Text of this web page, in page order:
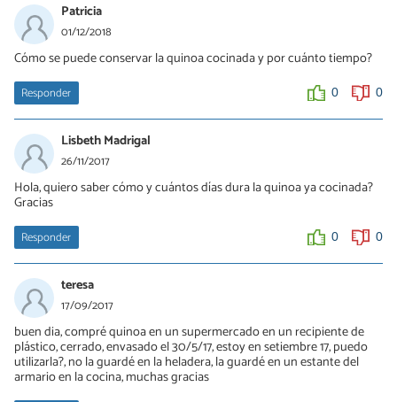
Patricia
01/12/2018
Cómo se puede conservar la quinoa cocinada y por cuánto tiempo?
Responder 0 0
Lisbeth Madrigal
26/11/2017
Hola, quiero saber cómo y cuántos días dura la quinoa ya cocinada?
Gracias
Responder 0 0
teresa
17/09/2017
buen dia, compré quinoa en un supermercado en un recipiente de
plástico, cerrado, envasado el 30/5/17, estoy en setiembre 17, puedo
utilizarla?, no la guardé en la heladera, la guardé en un estante del
armario en la cocina, muchas gracias